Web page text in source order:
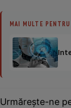
MAI MULTE
Urmărește-ne